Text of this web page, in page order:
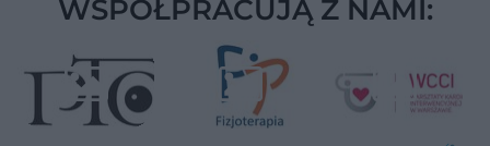
WSPÓŁPRACUJĄ Z NAMI: